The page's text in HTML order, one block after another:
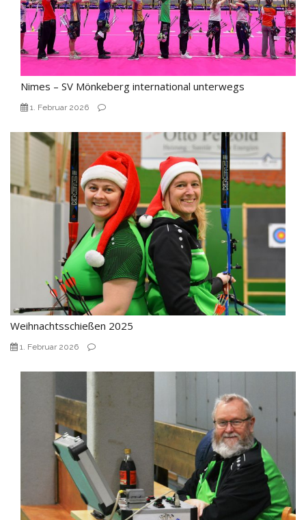
Nimes – SV Mönkeberg international unterwegs
1. Februar 2026
Weihnachtsschießen 2025
1. Februar 2026